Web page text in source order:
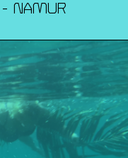
- NAMUR